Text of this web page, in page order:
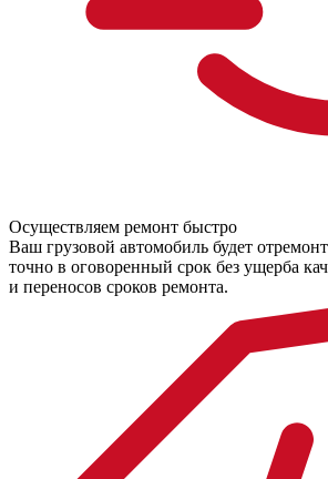
Осуществляем ремонт быстро
Ваш грузовой автомобиль будет
точно в оговоренный срок без ущерба
и переносов сроков ремонта.